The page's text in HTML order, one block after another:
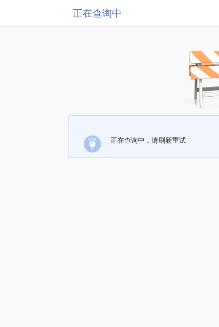
正在查询中
正在查询中，请刷新重试